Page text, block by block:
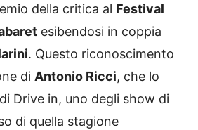
della critica al Festival
esibendosi in coppia
. Questo riconoscimento
di Antonio Ricci, che lo
Drive in, uno degli show di
di quella stagione